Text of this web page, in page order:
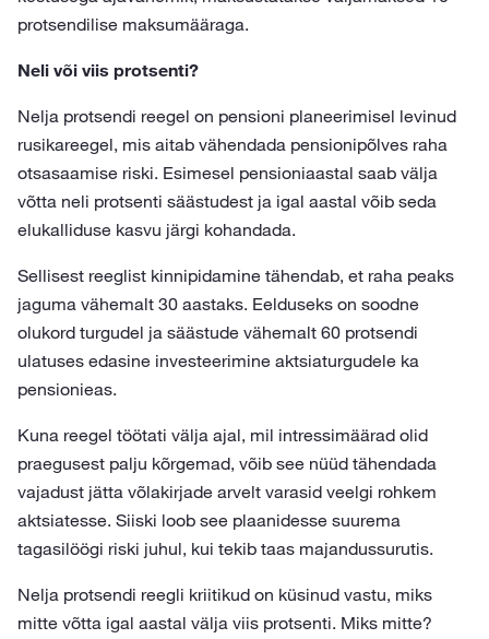
protsendilise maksumääraga.
Neli või viis protsenti?
Nelja protsendi reegel on pensioni planeerimisel levinud
rusikareegel, mis aitab vähendada pensionipõlves raha
otsasaamise riski. Esimesel pensioniaastal saab välja
võtta neli protsenti säästudest ja igal aastal võib seda
elukalliduse kasvu järgi kohandada.
Sellisest reeglist kinnipidamine tähendab, et raha peaks
jaguma vähemalt 30 aastaks. Eelduseks on soodne
olukord turgudel ja säästude vähemalt 60 protsendi
ulatuses edasine investeerimine aktsiaturgudele ka
pensionieas.
Kuna reegel töötati välja ajal, mil intressimäärad olid
praegusest palju kõrgemad, võib see nüüd tähendada
vajadust jätta võlakirjade arvelt varasid veelgi rohkem
aktsiatesse. Siiski loob see plaanidesse suurema
tagasilöögi riski juhul, kui tekib taas majandussurutis.
Nelja protsendi reegli kriitikud on küsinud vastu, miks
mitte võtta igal aastal välja viis protsenti. Miks mitte?